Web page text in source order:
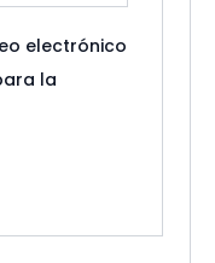
electrónico
la